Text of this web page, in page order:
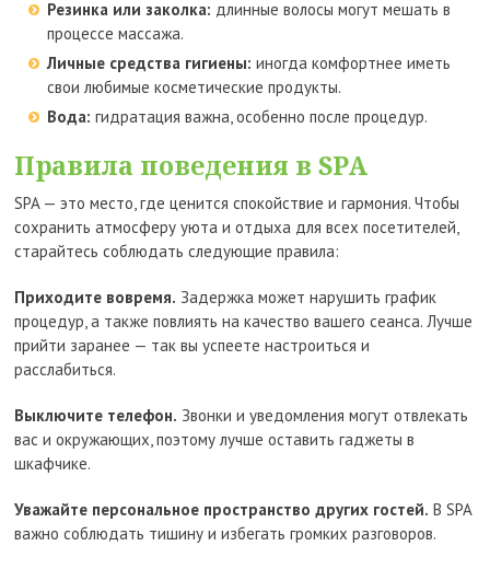
Резинка или заколка: длинные волосы могут мешать в
процессе массажа.
Личные средства гигиены: иногда комфортнее иметь
свои любимые косметические продукты.
Вода: гидратация важна, особенно после процедур.
Правила поведения в SPA
SPA — это место, где ценится спокойствие и гармония. Чтобы
сохранить атмосферу уюта и отдыха для всех посетителей,
старайтесь соблюдать следующие правила:
Приходите вовремя. Задержка может нарушить график
процедур, а также повлиять на качество вашего сеанса. Лучше
прийти заранее — так вы успеете настроиться и
расслабиться.
Выключите телефон. Звонки и уведомления могут отвлекать
вас и окружающих, поэтому лучше оставить гаджеты в
шкафчике.
Уважайте персональное пространство других гостей. В SPA
важно соблюдать тишину и избегать громких разговоров.